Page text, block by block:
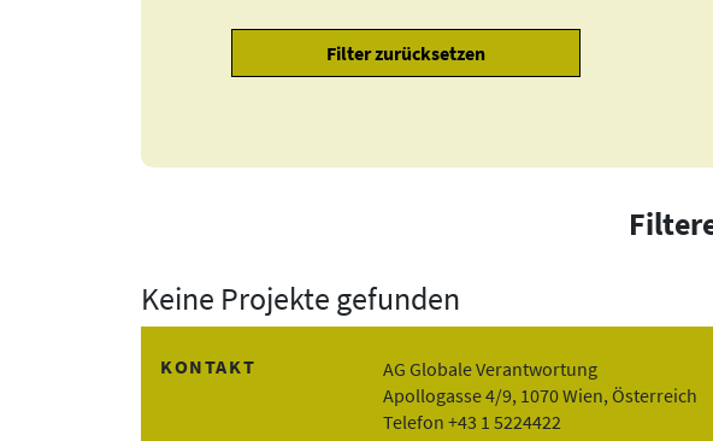
Keine Projekte gefunden
KONTAKT
AG Globale Verantwortung
Apollogasse 4/9, 1070 Wien, Österreich
Telefon +43 1 5224422